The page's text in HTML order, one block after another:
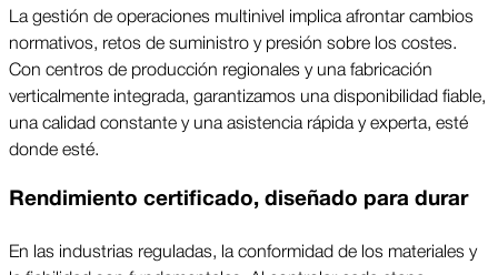
La gestión de operaciones multinivel implica afrontar cambios
normativos, retos de suministro y presión sobre los costes.
Con centros de producción regionales y una fabricación
verticalmente integrada, garantizamos una disponibilidad fiable,
una calidad constante y una asistencia rápida y experta, esté
donde esté.
Rendimiento certificado, diseñado para durar
En las industrias reguladas, la conformidad de los materiales y